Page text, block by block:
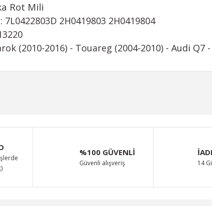
Rot Mili
2H0419803 2H0419804
(2010-2016) - Touareg (2004-2010) - Audi
ürün açıklamalarında ve diğer konularda yetersiz gördüğünüz
teşekkür ederiz.
veya görüntülenemiyor.
bilgiler bulunuyor.
bulunuyor.
daha pahalı.
%100 GÜVENLİ
Güvenli alışveriş 14